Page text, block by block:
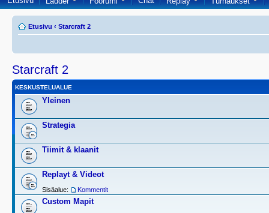
Etusivu ‹ Starcraft 2
Starcraft 2
KESKUSTELUALUE
Yleinen
Strategia
Tiimit & klaanit
Replayt & Videot
Sisäalue: Kommentit
Custom Mapit